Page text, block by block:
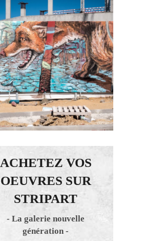
ACHETEZ VOS
OEUVRES SUR
STRIPART
- La galerie nouvelle
génération -